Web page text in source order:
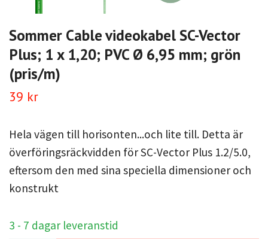
Sommer Cable videokabel SC-Vector
Plus; 1 x 1,20; PVC Ø 6,95 mm; grön
(pris/m)
39 kr
Hela vägen till horisonten...och lite till. Detta är
överföringsräckvidden för SC-Vector Plus 1.2/5.0,
eftersom den med sina speciella dimensioner och
konstrukt
3 - 7 dagar leveranstid